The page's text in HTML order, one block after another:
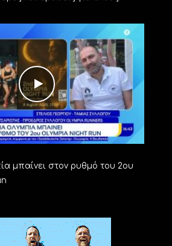
μπαίνει στον ρυθμό του 2ου